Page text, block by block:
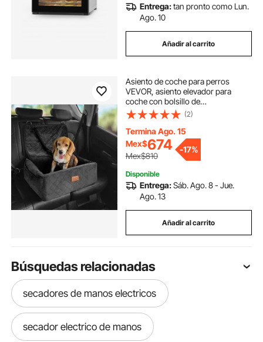
Entrega:tan pronto como Lun.
Ago. 10
Añadir al carrito
Asiento de coche para perros
VEVOR, asiento elevador para
coche con bolsillo de
almacenamiento, correa de
seguridad con clip, relleno de
esponja y algodón PP, cama para
perros pequeños y medianos de
hasta 18 kg, color negro
(2)
Termina Ago. 15
Mex$674
Mex$810
-17%
Disponible
Entrega:Sáb. Ago. 8 - Jue.
Ago. 13
Añadir al carrito
Búsquedas relacionadas
secadores de manos electricos
secador electrico de manos